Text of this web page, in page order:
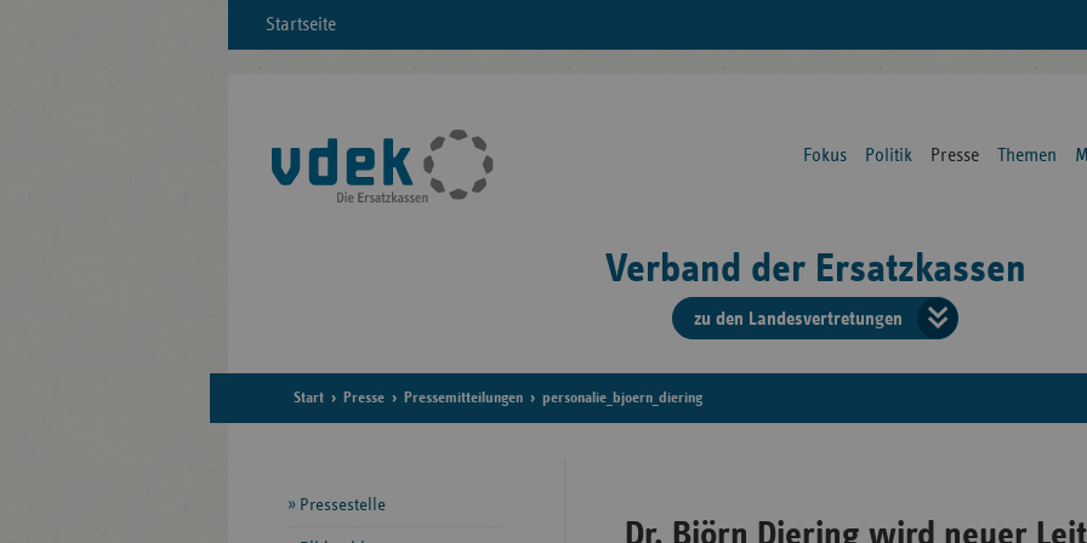
Startseite
Fokus Politik Presse Themen
Verband der Ersatzkassen
zu den Landesvertretungen
der
Start Presse Pressemitteilungen personalie_bjoern_diering
Dr. Björn Diering wird neuer
Seitennavigation
Pressestelle